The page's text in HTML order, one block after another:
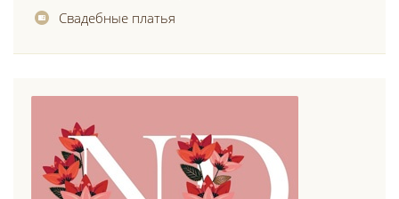
Свадебные платья